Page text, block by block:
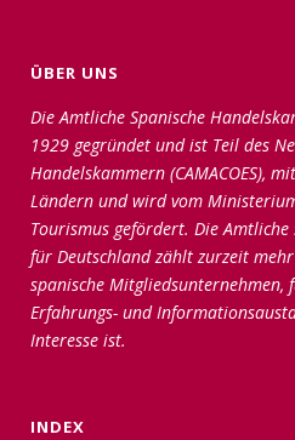
ÜBER UNS
Die Amtliche Spanische
1929 gegründet und ist Teil des
Handelskammern (CAMACOES),
Ländern und wird vom
Tourismus gefördert. Die
für Deutschland zählt zurzeit
spanische Mitgliedsunternehmen,
Erfahrungs- und
Interesse ist.
INDEX